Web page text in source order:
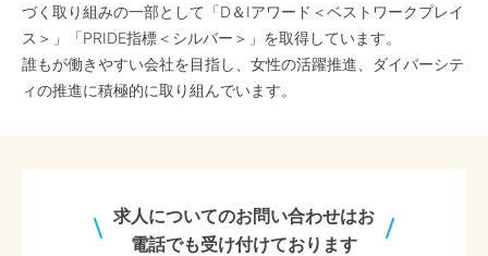
づく取り組みの一部として「D＆Iアワード＜ベストワークプレイ
ス＞」「PRIDE指標＜シルバー＞」を取得しています。
誰もが働きやすい会社を目指し、女性の活躍推進、ダイバーシテ
ィの推進に積極的に取り組んでいます。
求人についてのお問い合わせはお
電話でも受け付けております